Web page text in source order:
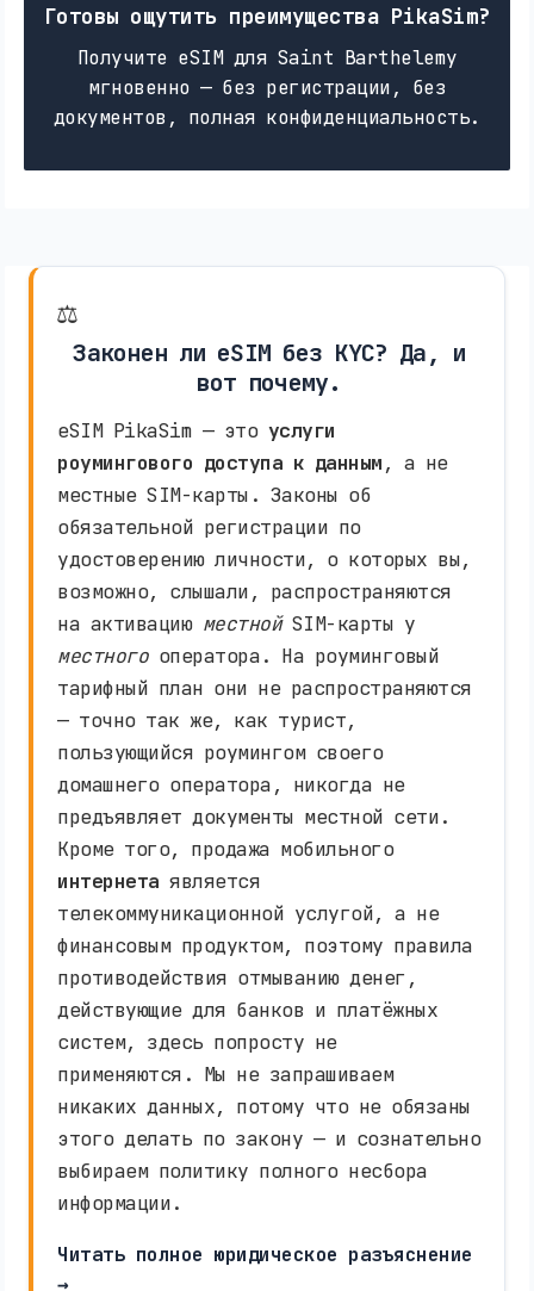
Готовы ощутить преимущества PikaSim?
Получите eSIM для Saint Barthelemy
мгновенно — без регистрации, без
документов, полная конфиденциальность.
⚖️
Законен ли eSIM без KYC? Да, и
вот почему.
eSIM PikaSim — это услуги
роумингового доступа к данным, а не
местные SIM-карты. Законы об
обязательной регистрации по
удостоверению личности, о которых вы,
возможно, слышали, распространяются
на активацию местнойSIM-карты у
местногооператора. На роуминговый
тарифный план они не распространяются
— точно так же, как турист,
пользующийся роумингом своего
домашнего оператора, никогда не
предъявляет документы местной сети.
Кроме того, продажа мобильного
интернета является
телекоммуникационной услугой, а не
финансовым продуктом, поэтому правила
противодействия отмыванию денег,
действующие для банков и платёжных
систем, здесь попросту не
применяются. Мы не запрашиваем
никаких данных, потому что не обязаны
этого делать по закону — и сознательно
выбираем политику полного несбора
информации.
Читать полное юридическое разъяснение
→